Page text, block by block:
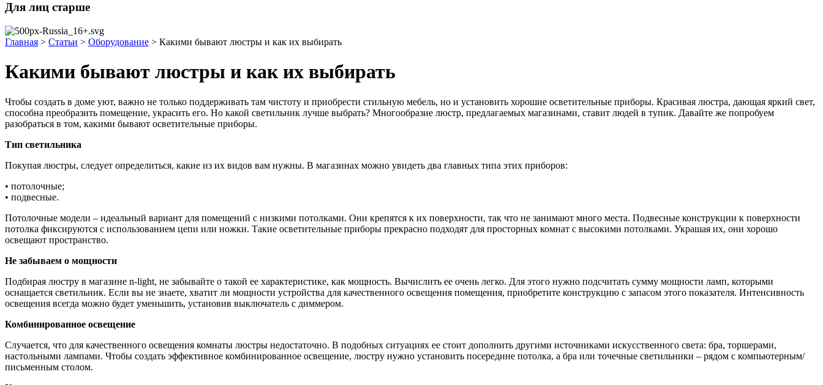
Для лиц старше
Главная > Статьи > Оборудование > Какими бывают люстры и как их выбирать
Какими бывают люстры и как их выбирать
Чтобы создать в доме уют, важно не только поддерживать там чистоту и приобрести стильную мебель, но и установить хорошие осветительные приборы. Красивая люстра, дающая яркий свет,
способна преобразить помещение, украсить его. Но какой светильник лучше выбрать? Многообразие люстр, предлагаемых магазинами, ставит людей в тупик. Давайте же попробуем
разобраться в том, какими бывают осветительные приборы.
Тип светильника
Покупая люстры, следует определиться, какие из их видов вам нужны. В магазинах можно увидеть два главных типа этих приборов:
• потолочные;
• подвесные.
Потолочные модели – идеальный вариант для помещений с низкими потолками. Они крепятся к их поверхности, так что не занимают много места. Подвесные конструкции к поверхности
потолка фиксируются с использованием цепи или ножки. Такие осветительные приборы прекрасно подходят для просторных комнат с высокими потолками. Украшая их, они хорошо
освещают пространство.
Не забываем о мощности
Подбирая люстру в магазине n-light, не забывайте о такой ее характеристике, как мощность. Вычислить ее очень легко. Для этого нужно подсчитать сумму мощности ламп, которыми
оснащается светильник. Если вы не знаете, хватит ли мощности устройства для качественного освещения помещения, приобретите конструкцию с запасом этого показателя. Интенсивность
освещения всегда можно будет уменьшить, установив выключатель с диммером.
Комбинированное освещение
Случается, что для качественного освещения комнаты люстры недостаточно. В подобных ситуациях ее стоит дополнить другими источниками искусственного света: бра, торшерами,
настольными лампами. Чтобы создать эффективное комбинированное освещение, люстру нужно установить посередине потолка, а бра или точечные светильники – рядом с компьютерным/
письменным столом.